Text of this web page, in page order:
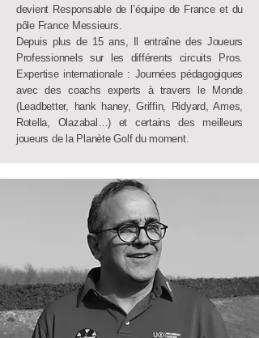
devient Responsable de l’équipe de France et du
pôle France Messieurs.
Depuis plus de 15 ans, Il entraîne des Joueurs
Professionnels sur les différents circuits Pros.
Expertise internationale : Journées pédagogiques
avec des coachs experts à travers le Monde
(Leadbetter, hank haney, Griffin, Ridyard, Ames,
Rotella, Olazabal…) et certains des meilleurs
joueurs de la Planète Golf du moment.